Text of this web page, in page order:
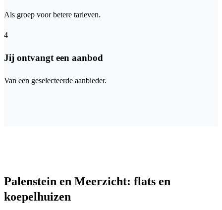
Als groep voor betere tarieven.
4
Jij ontvangt een aanbod
Van een geselecteerde aanbieder.
Palenstein en Meerzicht: flats en
koepelhuizen